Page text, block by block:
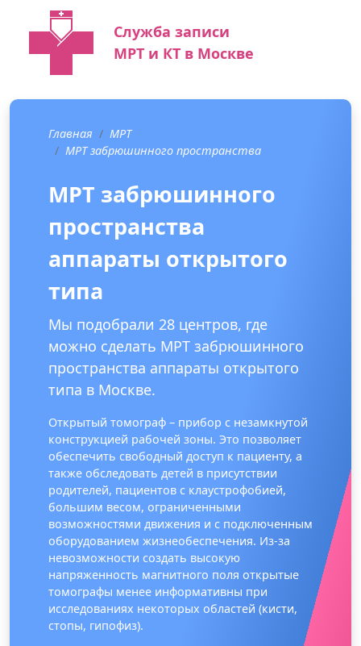
Служба записи
МРТ и КТ в Москве
Главная
МРТ
МРТ забрюшинного пространства
МРТ забрюшинного
пространства
аппараты открытого
типа
Мы подобрали 28 центров, где
можно сделать МРТ забрюшинного
пространства аппараты открытого
типа в Москве.
Открытый томограф – прибор с незамкнутой
конструкцией рабочей зоны. Это позволяет
обеспечить свободный доступ к пациенту, а
также обследовать детей в присутствии
родителей, пациентов с клаустрофобией,
большим весом, ограниченными
возможностями движения и с подключенным
оборудованием жизнеобеспечения. Из-за
невозможности создать высокую
напряженность магнитного поля открытые
томографы менее информативны при
исследованиях некоторых областей (кисти,
стопы, гипофиз).